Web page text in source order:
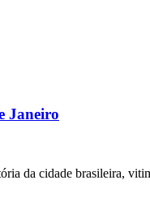
Janeiro
da cidade brasileira,